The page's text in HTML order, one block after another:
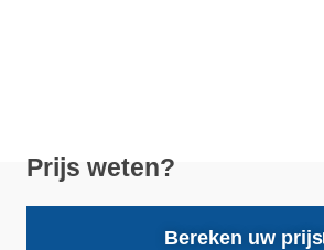
Prijs weten?
Bereken uw prijs